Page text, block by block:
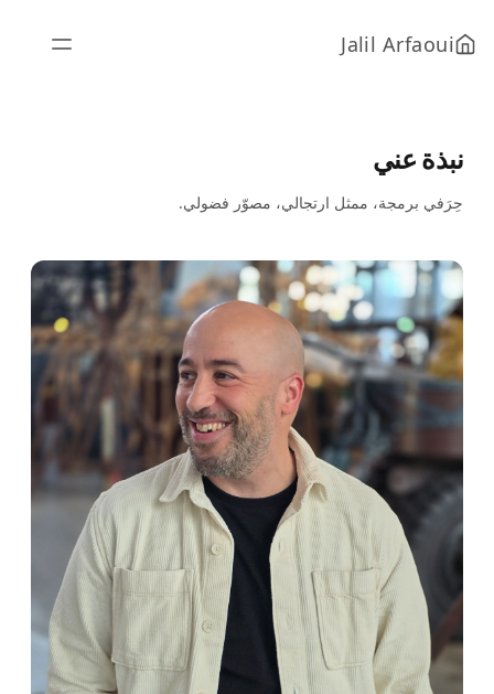
Jalil Arfaoui
نبذة عني
حِرَفي برمجة، ممثل ارتجالي، مصوّر فضولي.